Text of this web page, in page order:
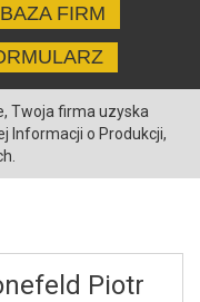
BAZA FIRM
Twoja firma uzyska
Informacji o Produkcji,
Piotr